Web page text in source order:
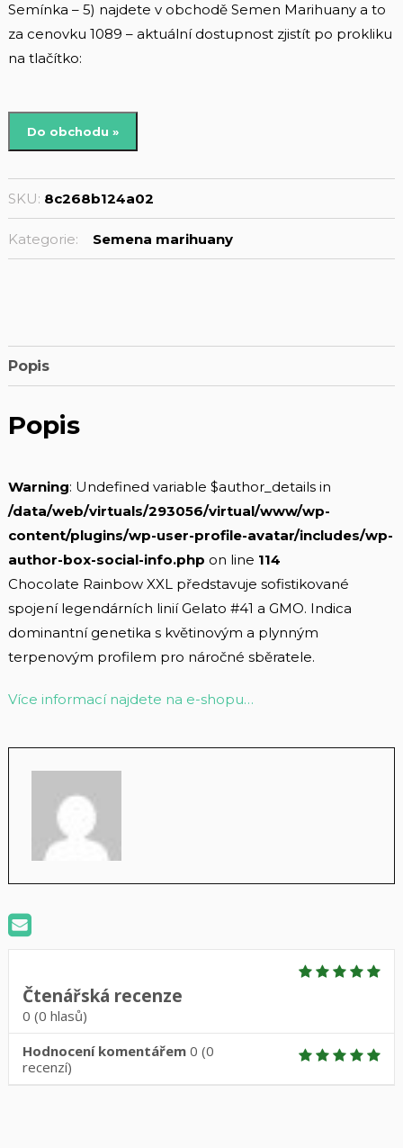
Semínka – 5) najdete v obchodě Semen Marihuany a to
za cenovku 1089 – aktuální dostupnost zjistít po prokliku
na tlačítko:
Do obchodu »
SKU: 8c268b124a02
Kategorie: Semena marihuany
Popis
Popis
Warning: Undefined variable $author_details in
/data/web/virtuals/293056/virtual/www/wp-
content/plugins/wp-user-profile-avatar/includes/wp-
author-box-social-info.php on line 114
Chocolate Rainbow XXL představuje sofistikované
spojení legendárních linií Gelato #41 a GMO. Indica
dominantní genetika s květinovým a plynným
terpenovým profilem pro náročné sběratele.
Více informací najdete na e-shopu…
Čtenářská recenze
0 (0 hlasů)
Hodnocení komentářem 0 (0
recenzí)